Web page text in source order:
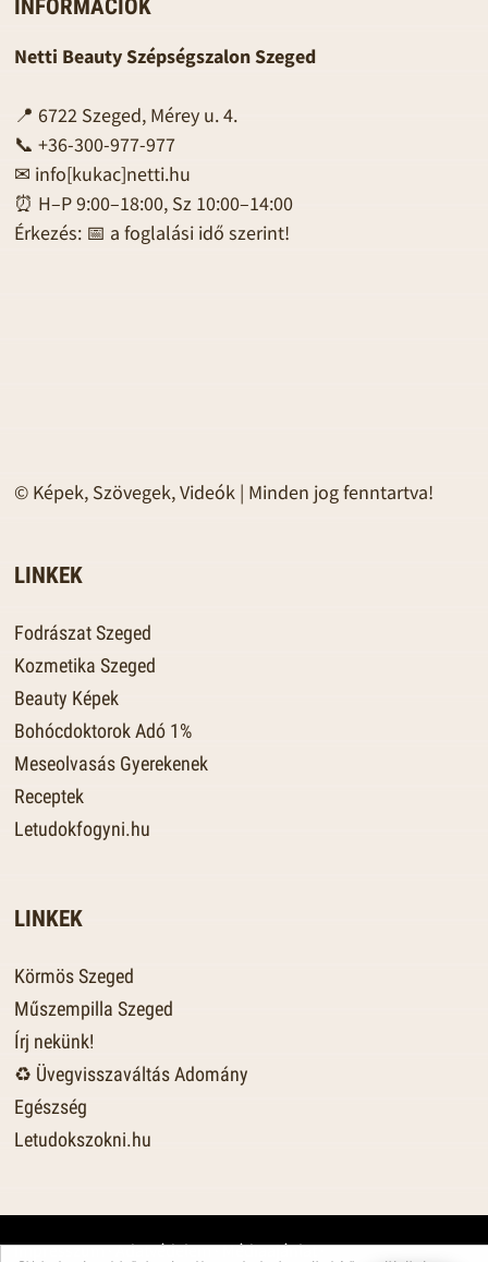
INFORMÁCIÓK
Netti Beauty Szépségszalon Szeged
📍 6722 Szeged, Mérey u. 4.
📞 +36-300-977-977
✉ info[kukac]netti.hu
⏰ H–P 9:00–18:00, Sz 10:00–14:00
Érkezés: 📅 a foglalási idő szerint!
© Képek, Szövegek, Videók | Minden jog fenntartva!
LINKEK
Fodrászat Szeged
Kozmetika Szeged
Beauty Képek
Bohócdoktorok Adó 1%
Meseolvasás Gyerekenek
Receptek
Letudokfogyni.hu
LINKEK
Körmös Szeged
Műszempilla Szeged
Írj nekünk!
♻️ Üvegvisszaváltás Adomány
Egészség
Letudokszokni.hu